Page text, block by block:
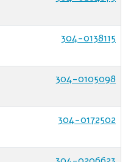
304-0138115
304-0105098
304-0172502